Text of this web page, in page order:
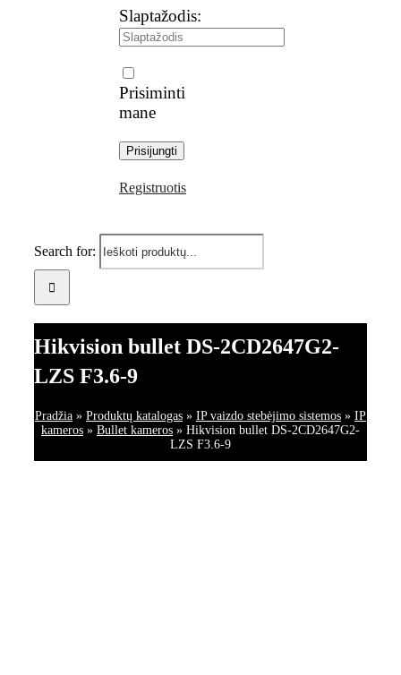
Slaptažodis:
Prisiminti
mane
Registruotis
Search for:
Hikvision bullet DS-2CD2647G2-
LZS F3.6-9
Pradžia » Produktų katalogas » IP vaizdo stebėjimo sistemos » IP
kameros » Bullet kameros » Hikvision bullet DS-2CD2647G2-
LZS F3.6-9